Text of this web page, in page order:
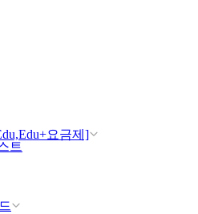
요금제]
트